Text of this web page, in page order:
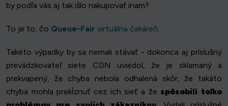
by podľa vás aj tak išlo nakupovať inam?
To je to, čo Queue-Fair virtuálna čakáreň.
Takéto výpadky by sa nemali stávať - dokonca aj príslušný
prevádzkovateľ siete CDN uviedol, že je sklamaný a
prekvapený, že chyba nebola odhalená skôr, že takáto
chyba mohla prekĺznuť cez ich sieť a že spôsobili toľko